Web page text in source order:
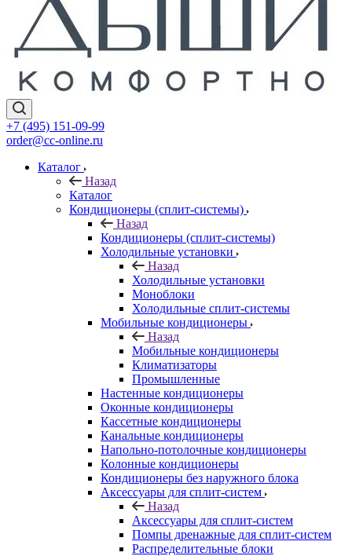
+7 (495) 151-09-99
order@cc-online.ru
Каталог
Назад
Каталог
Кондиционеры (сплит-системы)
Назад
Кондиционеры (сплит-системы)
Холодильные установки
Назад
Холодильные установки
Моноблоки
Холодильные сплит-системы
Мобильные кондиционеры
Назад
Мобильные кондиционеры
Климатизаторы
Промышленные
Настенные кондиционеры
Оконные кондиционеры
Кассетные кондиционеры
Канальные кондиционеры
Напольно-потолочные кондиционеры
Колонные кондиционеры
Кондиционеры без наружного блока
Аксессуары для сплит-систем
Назад
Аксессуары для сплит-систем
Помпы дренажные для сплит-систем
Распределительные блоки